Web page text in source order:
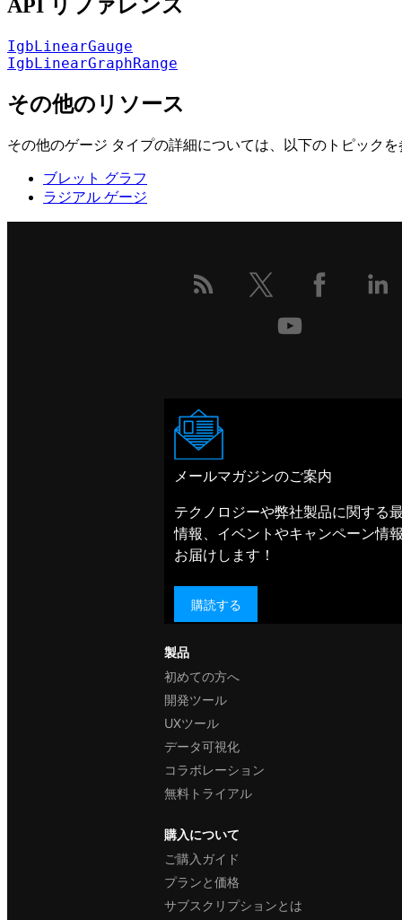
API リファレンス
IgbLinearGauge
IgbLinearGraphRange
その他のリソース
その他のゲージ タイプの詳細については、以下のトピック
ブレット グラフ
ラジアル ゲージ
製品
初めての方へ
開発ツール
UXツール
データ可視化
コラボレーション
無料トライアル
購入について
ご購入ガイド
プランと価格
サブスクリプションとは
メールマガジンのご案内
テクノロジーや弊社製品に関する
情報、イベントやキャンペーン情
お届けします！
購読する